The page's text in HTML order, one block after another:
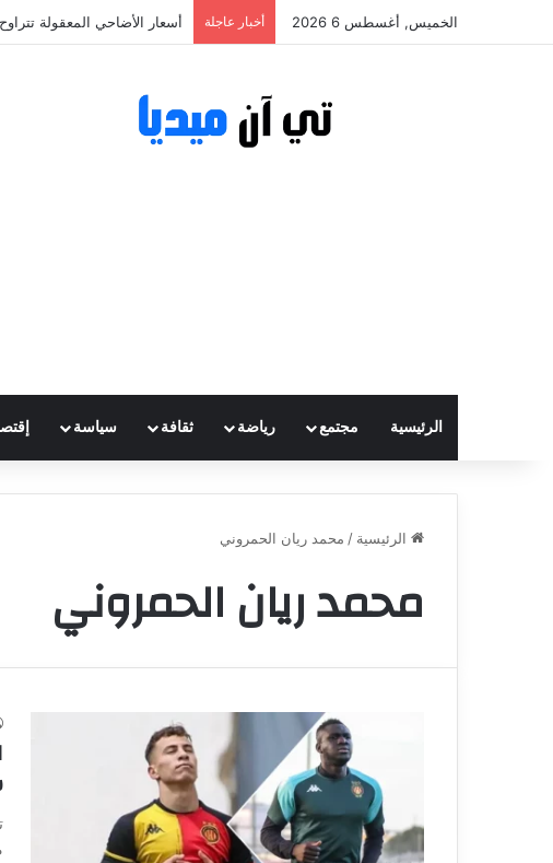
الخميس, أغسطس 6 2026 أخبار عاجلة أسعار الأضاحي المعقولة تتراوح بين 1300
الرئيسية مجتمع رياضة ثقافة سياسة
الرئيسية / محمد ريان الحمروني
محمد ريان الحمروني